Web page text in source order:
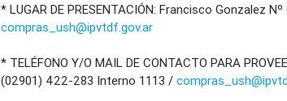
* LUGAR DE PRESENTACIÓN: Francisco Gonzalez
compras_ush@ipvtdf.gov.ar
* TELÉFONO Y/O MAIL DE CONTACTO PARA
(02901) 422-283 Interno 1113 /